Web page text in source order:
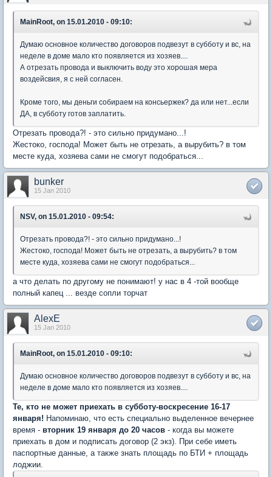
MainRoot, on 15.01.2010 - 09:10:
Думаю основное количество договоров подвезут в субботу и вс, на
неделе в доме мало кто появляется из хозяев....
А отрезать провода и выключить воду это хорошая мера
воздейсвия, я с ней согласен.
Кроме того, мы деньги собираем на консьержек? да или нет...если
ДА, в субботу готов заплатить.
Отрезать провода?! - это сильно придумано...!
Жестоко, господа! Может быть не отрезать, а вырубить? в том
месте куда, хозяева сами не смогут подобраться...
bunker
15 Jan 2010
NSV, on 15.01.2010 - 09:54:
Отрезать провода?! - это сильно придумано...!
Жестоко, господа! Может быть не отрезать, а вырубить? в том
месте куда, хозяева сами не смогут подобраться...
а что делать по другому не понимают! у нас в 4 -той вообще
полный капец ... везде сопли торчат
AlexE
15 Jan 2010
MainRoot, on 15.01.2010 - 09:10:
Думаю основное количество договоров подвезут в субботу и вс, на
неделе в доме мало кто появляется из хозяев....
Те, кто не может приехать в субботу-воскресение 16-17
января! Напоминаю, что есть специально выделенное вечернее
время - вторник 19 января до 20 часов - когда вы можете
приехать в дом и подписать договор (2 экз). При себе иметь
паспортные данные, а также знать площадь по БТИ + площадь
лоджии.